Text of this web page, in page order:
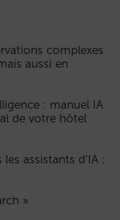
complexes
aussi en
: manuel IA
de votre hôtel
assistants d’IA :
»